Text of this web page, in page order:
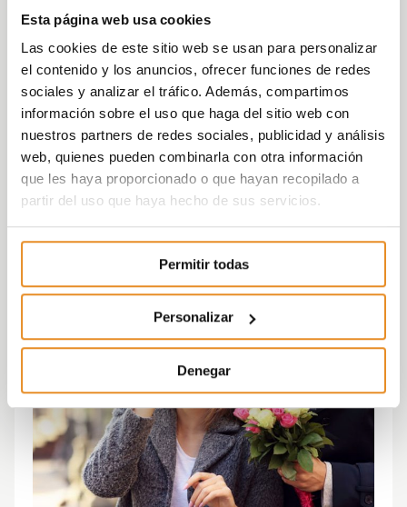
Esta página web usa cookies
Las cookies de este sitio web se usan para personalizar
el contenido y los anuncios, ofrecer funciones de redes
sociales y analizar el tráfico. Además, compartimos
información sobre el uso que haga del sitio web con
nuestros partners de redes sociales, publicidad y análisis
web, quienes pueden combinarla con otra información
que les haya proporcionado o que hayan recopilado a
partir del uso que haya hecho de sus servicios.
Permitir todas
Personalizar
Denegar